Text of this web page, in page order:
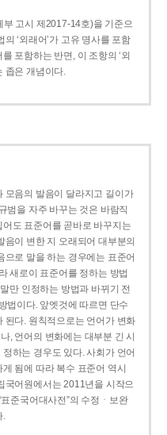
고시 제2017-14호)을 기준으
‘외래어’가 고유 명사를 포함
포함하는 반면, 이 조항의 ‘외
좁은 개념이다.
모음의 발음이 달라지고 길이가
범을 자주 바꾸는 것은 바람직
도 표준어를 곧바로 바꾸지는
이 변한 지 오래되어 대부분의
으로 말을 하는 경우에는 표준어
새로이 표준어를 정하는 방법
만 인정하는 방법과 바뀌기 전
법이다. 앞엣것에 따르면 단수
된다. 원칙적으로는 언어가 변화
, 언어의 변화에는 대부분 긴 시
하는 경우도 있다. 사회가 언어
됨에 따라 복수 표준어 역시
국어원에서는 2011년을 시작으
준국어대사전”의 수정ㆍ보완
.